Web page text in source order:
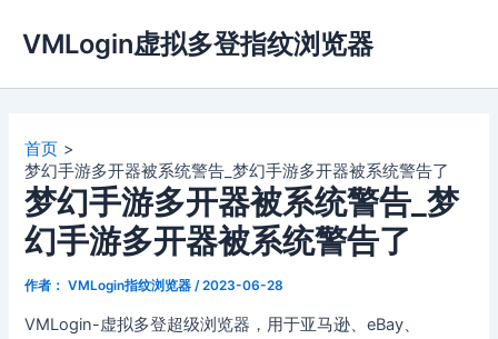
容
VMLogin虚拟多登指纹浏览器
首页
梦幻手游多开器被系统警告_梦幻手游多开器被系统警告了
梦幻手游多开器被系统警告_梦
幻手游多开器被系统警告了
作者： VMLogin指纹浏览器 /2023-06-28
VMLogin-虚拟多登超级浏览器，用于亚马逊、eBay、